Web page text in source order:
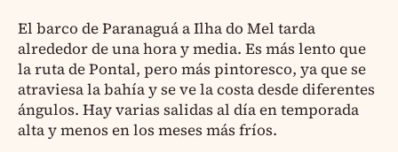
El barco de Paranaguá a Ilha do Mel tarda
alrededor de una hora y media. Es más lento que
la ruta de Pontal, pero más pintoresco, ya que se
atraviesa la bahía y se ve la costa desde diferentes
ángulos. Hay varias salidas al día en temporada
alta y menos en los meses más fríos.